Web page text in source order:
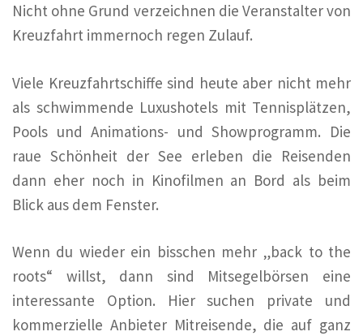
Nicht ohne Grund verzeichnen die Veranstalter von
Kreuzfahrt immernoch regen Zulauf.
Viele Kreuzfahrtschiffe sind heute aber nicht mehr
als schwimmende Luxushotels mit Tennisplätzen,
Pools und Animations- und Showprogramm. Die
raue Schönheit der See erleben die Reisenden
dann eher noch in Kinofilmen an Bord als beim
Blick aus dem Fenster.
Wenn du wieder ein bisschen mehr „back to the
roots“ willst, dann sind Mitsegelbörsen eine
interessante Option. Hier suchen private und
kommerzielle Anbieter Mitreisende, die auf ganz